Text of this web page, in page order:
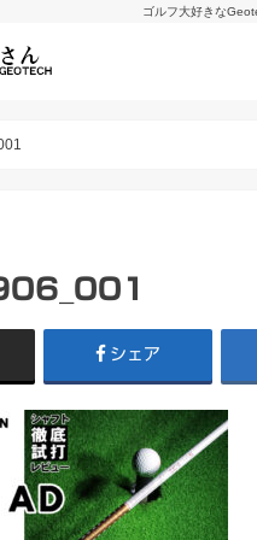
ゴルフ大好きな
シェア